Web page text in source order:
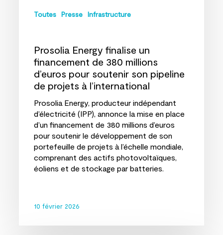
projets
Toutes Presse Infrastructure
Prosolia Energy finalise un
financement de 380 millions
d’euros pour soutenir son pipeline
de projets à l’international
Prosolia Energy, producteur indépendant
d’électricité (IPP), annonce la mise en place
d’un financement de 380 millions d’euros
pour soutenir le développement de son
portefeuille de projets à l’échelle mondiale,
comprenant des actifs photovoltaïques,
éoliens et de stockage par batteries.
10 février 2026